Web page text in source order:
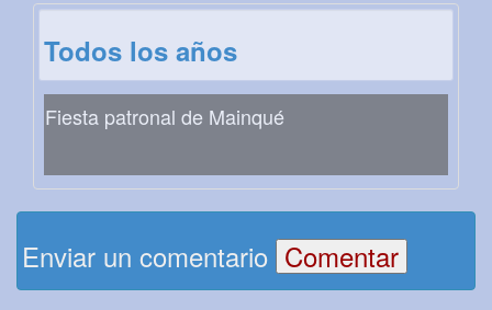
Todos los años
Fiesta patronal de Mainqué
Enviar un comentario